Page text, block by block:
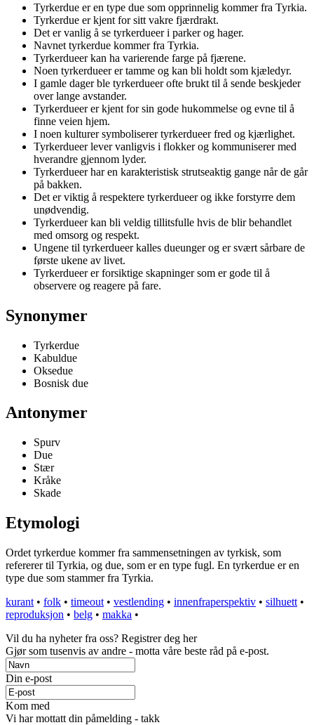
Tyrkerdue er en type due som opprinnelig kommer fra Tyrkia.
Tyrkerdue er kjent for sitt vakre fjærdrakt.
Det er vanlig å se tyrkerdueer i parker og hager.
Navnet tyrkerdue kommer fra Tyrkia.
Tyrkerdueer kan ha varierende farge på fjærene.
Noen tyrkerdueer er tamme og kan bli holdt som kjæledyr.
I gamle dager ble tyrkerdueer ofte brukt til å sende beskjeder
over lange avstander.
Tyrkerdueer er kjent for sin gode hukommelse og evne til å
finne veien hjem.
I noen kulturer symboliserer tyrkerdueer fred og kjærlighet.
Tyrkerdueer lever vanligvis i flokker og kommuniserer med
hverandre gjennom lyder.
Tyrkerdueer har en karakteristisk strutseaktig gange når de går
på bakken.
Det er viktig å respektere tyrkerdueer og ikke forstyrre dem
unødvendig.
Tyrkerdueer kan bli veldig tillitsfulle hvis de blir behandlet
med omsorg og respekt.
Ungene til tyrkerdueer kalles dueunger og er svært sårbare de
første ukene av livet.
Tyrkerdueer er forsiktige skapninger som er gode til å
observere og reagere på fare.
Synonymer
Tyrkerdue
Kabuldue
Oksedue
Bosnisk due
Antonymer
Spurv
Due
Stær
Kråke
Skade
Etymologi
Ordet tyrkerdue kommer fra sammensetningen av tyrkisk, som
refererer til Tyrkia, og due, som er en type fugl. En tyrkerdue er en
type due som stammer fra Tyrkia.
kurant • folk • timeout • vestlending • innenfraperspektiv • silhuett •
reproduksjon • belg • makka •
Vil du ha nyheter fra oss? Registrer deg her
Gjør som tusenvis av andre - motta våre beste råd på e-post.
Din e-post
Kom med
Vi har mottatt din påmelding - takk